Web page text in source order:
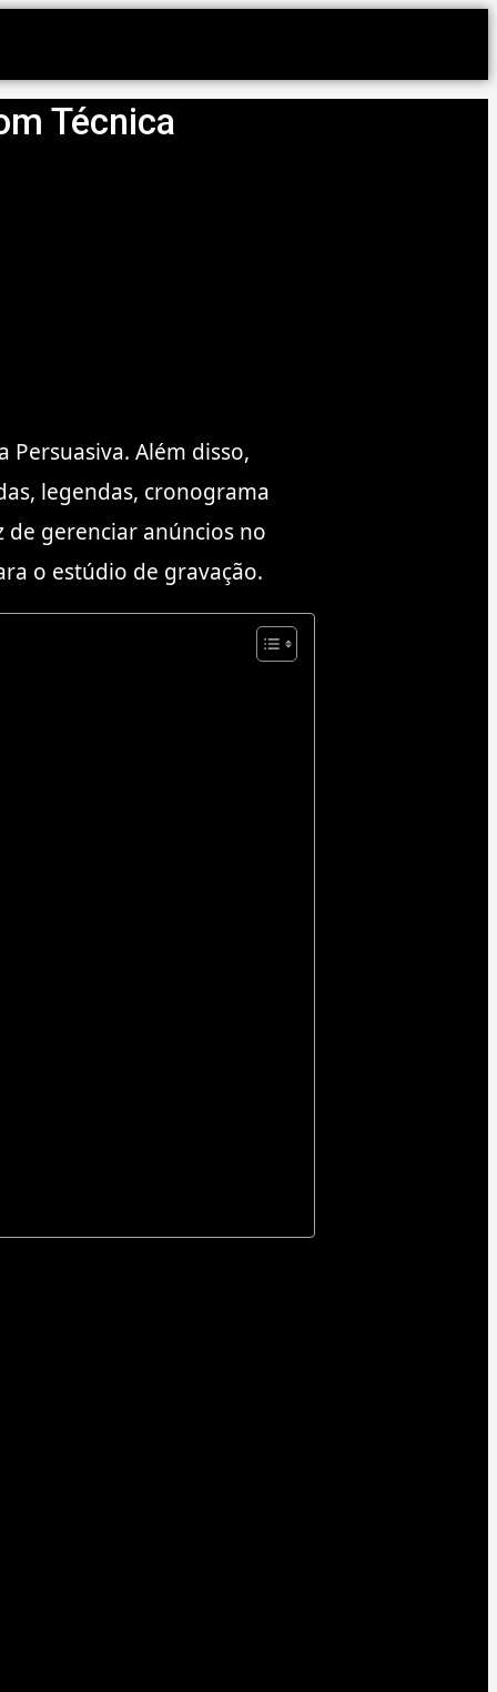
Técnica
Persuasiva. Além disso,
legendas, cronograma
de gerenciar anúncios no
o estúdio de gravação.